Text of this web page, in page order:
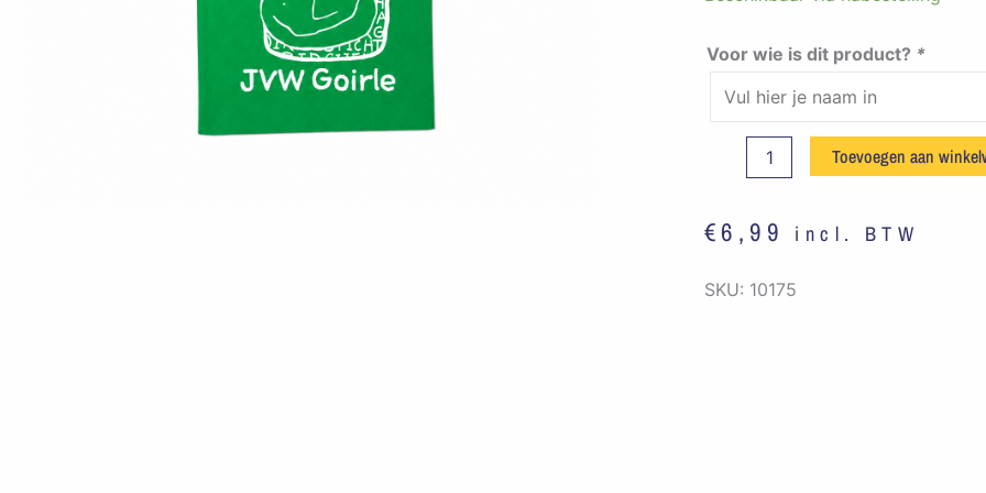
Voor wie is dit product? *
-
Toat
bag
Middenbouw
Toevoegen aan
€6,99 incl. BTW
SKU: 10175